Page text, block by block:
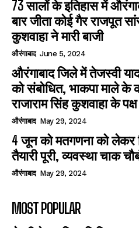
73 सालों के इतिहास में
बार जीता कोई गैर राजपूत
कुशवाहा ने मारी बाजी
औरंगाबाद June 5, 2024
औरंगाबाद जिले में तेजस्वी
को संबोधित, भाकपा माले के
राजाराम सिंह कुशवाहा के
औरंगाबाद May 29, 2024
4 जून को मतगणना को लेकर
तैयारी पूरी, व्यवस्था चाक
औरंगाबाद May 29, 2024
MOST POPULAR